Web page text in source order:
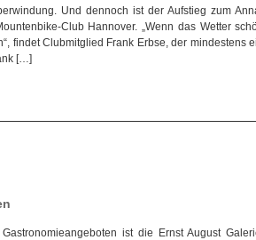
Und dennoch ist der Aufstieg zum
Club Hannover. „Wenn das Wetter
findet Clubmitglied Frank Erbse, der mindestens
[…]
ist die Ernst August